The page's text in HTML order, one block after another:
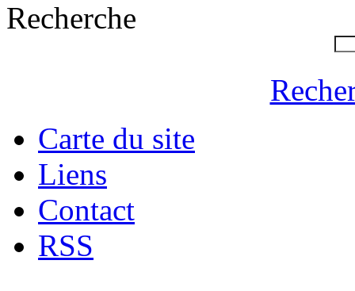
Recherche
Carte du site
Liens
Contact
RSS